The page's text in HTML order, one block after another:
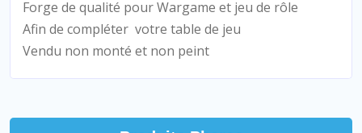
Forge de qualité pour Wargame et jeu de rôle
Afin de compléter votre table de jeu
Vendu non monté et non peint